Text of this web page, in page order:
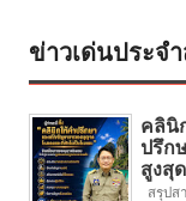
ข่าวเด่นประจ
คลินิ
ปรึก
สูงสุ
สรุปส